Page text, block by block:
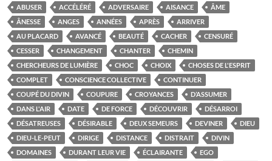
ABUSER ACCÉLÉRÉ ADVERSAIRE AISANCE
ÂME
ÂNESSE
ANGES ANNÉES APRÈS
ARRIVER
AU PLACARD
AVANCÉ BEAUTÉ CACHER
CENSURÉ
CESSER
CHANGEMENT CHANTER
CHEMIN
CHERCHEURS DE LUMIÈRE
CHOC CHOIX
CHOSES DE L'ESPRIT
COMPLET
CONSCIENCE COLLECTIVE
CONTINUER
COUPÉ DU DIVIN
COUPURE CROYANCES
D’ASSUMER
DANS L'AIR
DATE DE FORCE DÉCOUVRIR
DÉSARROI
DÉSATREUSES
DÉSIRABLE DEUX SEMEURS DEVINER
DIEU
DIEU-LE-PEUT
DIRIGE DISTANCE DISTRAIT
DIVIN
DOMAINES
DURANT LEUR VIE ÉCLAIRANTE
EGO